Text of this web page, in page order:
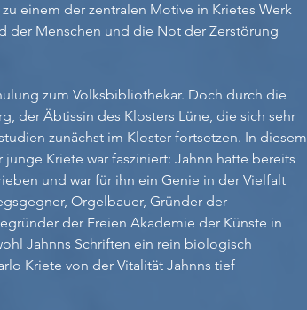
einem der zentralen Motive in Krietes Werk
der Menschen und die Not der Zerstörung
zum Volksbibliothekar. Doch durch die
der Äbtissin des Klosters Lüne, die sich sehr
zunächst im Kloster fortsetzen. In diesem
junge Kriete war fasziniert: Jahnn hatte bereits
und war für ihn ein Genie in der Vielfalt
Orgelbauer, Gründer der
der Freien Akademie der Künste in
Jahnns Schriften ein rein biologisch
Kriete von der Vitalität Jahnns tief